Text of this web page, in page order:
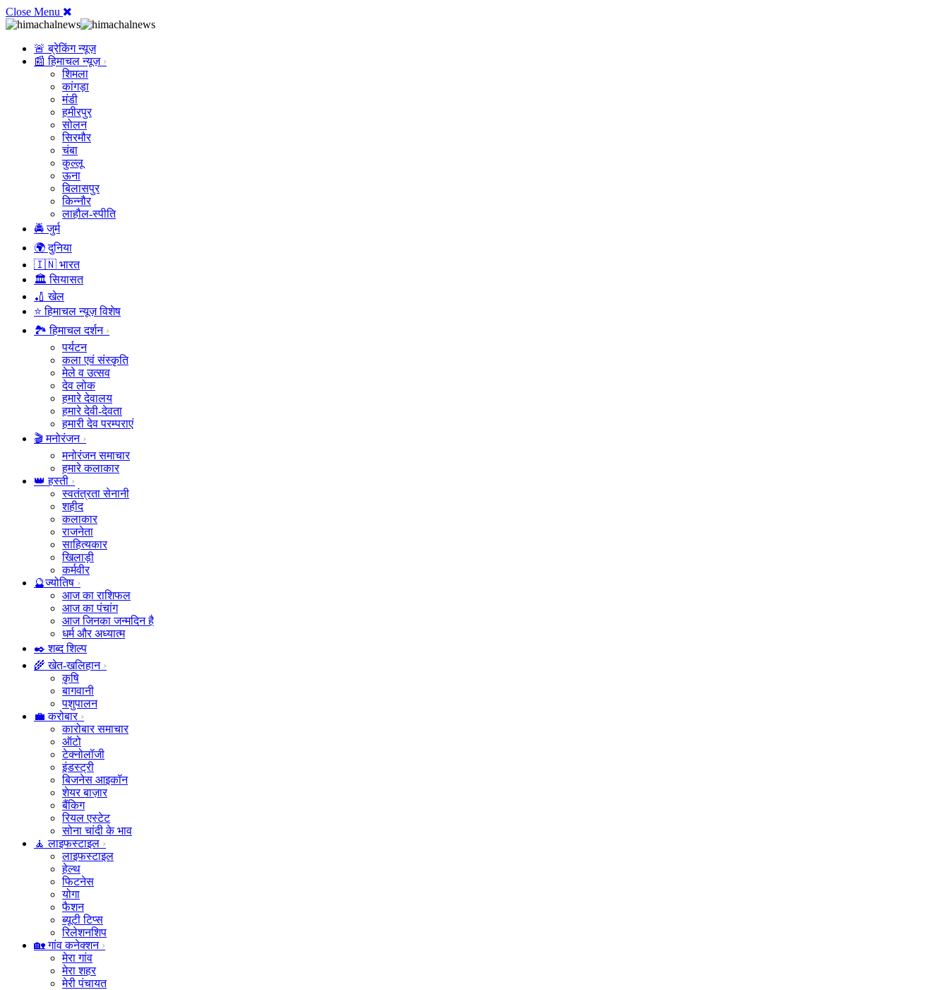
Close Menu
🚨 ब्रेकिंग न्यूज़
📰 हिमाचल न्यूज़
शिमला
कांगड़ा
मंडी
हमीरपुर
सोलन
सिरमौर
चंबा
कुल्लू
ऊना
बिलासपुर
किन्नौर
लाहौल-स्पीति
🚔 जुर्म
🌍 दुनिया
🇮🇳 भारत
🏛️ सियासत
🏏 खेल
⭐ हिमाचल न्यूज़ विशेष
🏞️ हिमाचल दर्शन
पर्यटन
कला एवं संस्कृति
मेले व उत्सव
देव लोक
हमारे देवालय
हमारे देवी-देवता
हमारी देव परम्पराएं
🎬 मनोरंजन
मनोरंजन समाचार
हमारे कलाकार
👑 हस्ती
स्वतंत्रता सेनानी
शहीद
कलाकार
राजनेता
साहित्यकार
खिलाड़ी
कर्मवीर
🔮ज्योतिष
आज का राशिफल
आज का पंचांग
आज जिनका जन्मदिन है
धर्म और अध्यात्म
✒️ शब्द शिल्प
🌾 खेत-खलिहान
कृषि
बागवानी
पशुपालन
💼 करोबार
कारोबार समाचार
ऑटो
टेक्नोलॉजी
इंडस्ट्री
बिजनेस आइकॉन
शेयर बाज़ार
बैंकिग
रियल एस्टेट
सोना चांदी के भाव
🧘 लाइफस्टाइल
लाइफस्टाइल
हेल्थ
फिटनेस
योगा
फैशन
ब्यूटी टिप्स
रिलेशनशिप
🏡 गांव कनेक्शन
मेरा गांव
मेरा शहर
मेरी पंचायत